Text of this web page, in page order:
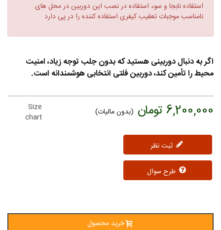
استفاده نابجا و سوء استفاده در نصب این دوربین در محل های
نامناسب موجبات تعقیب کیفری استفاده کننده را در پی دارد
اگر به دنبال دوربینی هستید که بدون جلب توجه زیاد، امنیت
محیط را تأمین کند، دوربین فلتی انتخابی هوشمندانه است.
6,200,000 تومان (بدون مالیات)
ثبت نظر
Size
chart
خرید محصول